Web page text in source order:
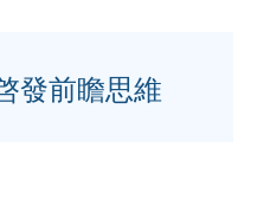
發前瞻思維